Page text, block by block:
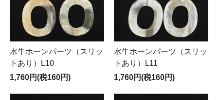
水牛ホーンパーツ（スリッ
トあり）L10
1,760円(税160円)
水牛ホーンパーツ（スリッ
トあり）L11
1,760円(税160円)